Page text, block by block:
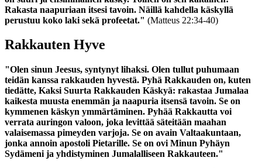
Rakasta naapuriaan itsesi tavoin. Näillä kahdella käskyllä
perustuu koko laki sekä profeetat." (Matteus 22:34-40)
Rakkauten Hyve
"Olen sinun Jeesus, syntynyt lihaksi. Olen tullut puhumaan
teidän kanssa rakkauden hyvestä. Pyhä Rakkauden on, kuten
tiedätte, Kaksi Suurta Rakkauden Käskyä: rakastaa Jumalaa
kaikesta muusta enemmän ja naapuria itsensä tavoin. Se on
kymmenen käskyn ymmärtäminen. Pyhää Rakkautta voi
verrata auringon valoon, joka levittää säteitään maahan
valaisemassa pimeyden varjoja. Se on avain Valtaakuntaan,
jonka annoin apostoli Pietarille. Se on ovi Minun Pyhäyn
Sydämeni ja yhdistyminen Jumalalliseen Rakkauteen."